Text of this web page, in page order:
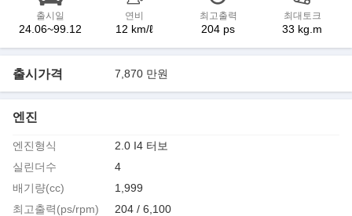
출시일
24.06~99.12
연비
12 km/ℓ
최고출력
204 ps
최대토크
33 kg.m
출시가격 7,870 만원
엔진
엔진형식
2.0 I4 터보
실린더수
4
배기량(cc)
1,999
최고출력(ps/rpm)
204 / 6,100